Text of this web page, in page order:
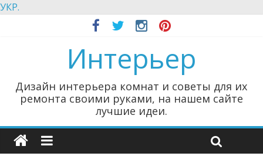
УКР.
Интерьер
Дизайн интерьера комнат и советы для их
ремонта своими руками, на нашем сайте
лучшие идеи.